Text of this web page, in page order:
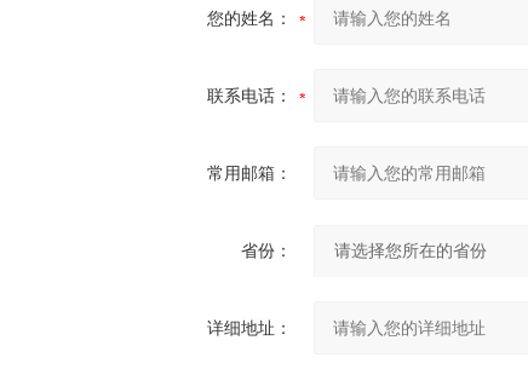
您的姓名：
联系电话：
常用邮箱：
省份：
详细地址：